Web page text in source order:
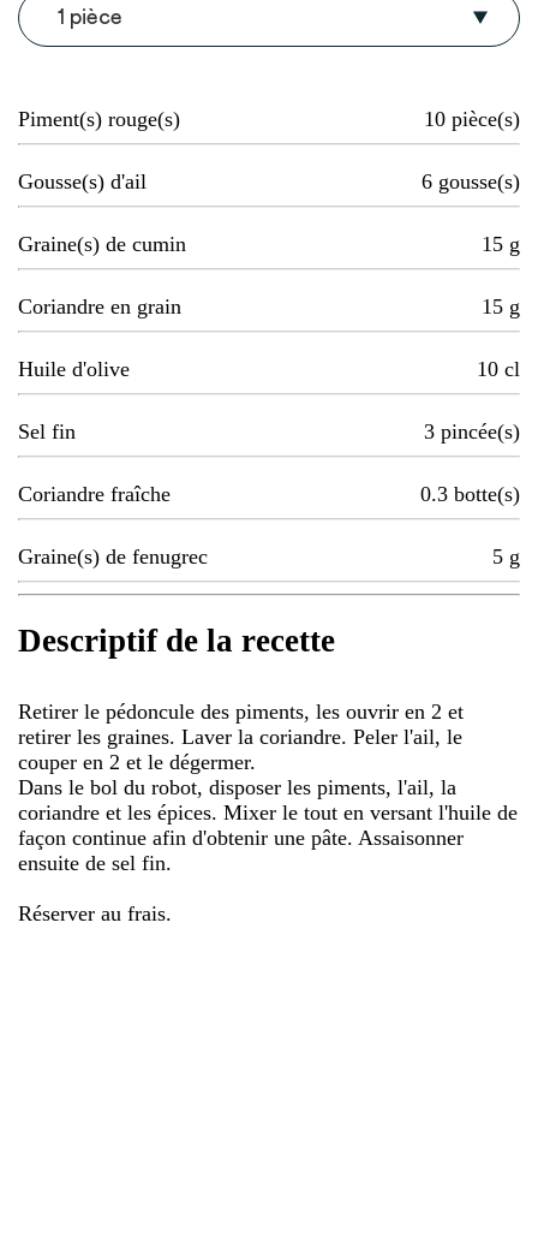
1 pièce
Piment(s) rouge(s) 10 pièce(s)
Gousse(s) d'ail 6 gousse(s)
Graine(s) de cumin 15 g
Coriandre en grain 15 g
Huile d'olive 10 cl
Sel fin 3 pincée(s)
Coriandre fraîche 0.3 botte(s)
Graine(s) de fenugrec 5 g
Descriptif de la recette
Retirer le pédoncule des piments, les ouvrir en 2 et
retirer les graines. Laver la coriandre. Peler l'ail, le
couper en 2 et le dégermer.
Dans le bol du robot, disposer les piments, l'ail, la
coriandre et les épices. Mixer le tout en versant l'huile de
façon continue afin d'obtenir une pâte. Assaisonner
ensuite de sel fin.
Réserver au frais.